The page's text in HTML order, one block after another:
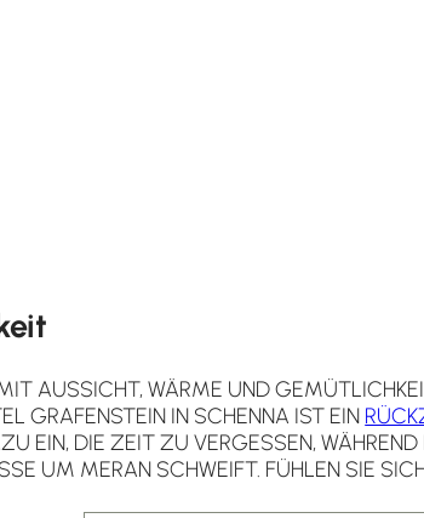
AUSSICHT, WÄRME UND
GRAFENSTEIN IN SCHENNA IST EIN
EIN, DIE ZEIT ZU VERGESSEN,
UM MERAN SCHWEIFT. FÜHLEN SIE